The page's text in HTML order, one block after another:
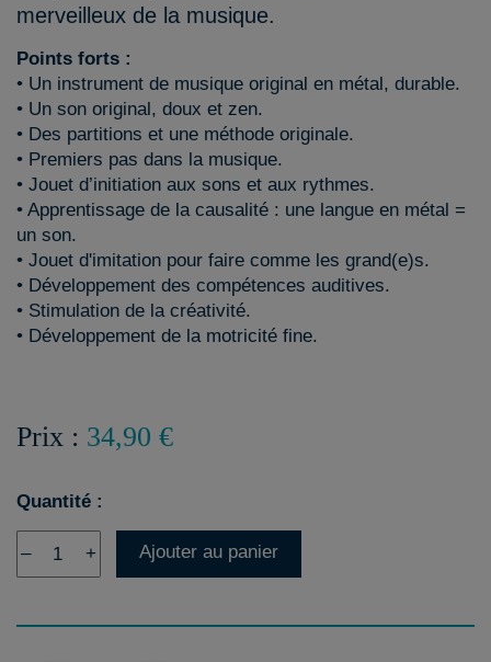
merveilleux de la musique.
Points forts :
• Un instrument de musique original en métal, durable.
• Un son original, doux et zen.
• Des partitions et une méthode originale.
• Premiers pas dans la musique.
• Jouet d’initiation aux sons et aux rythmes.
• Apprentissage de la causalité : une langue en métal =
un son.
• Jouet d'imitation pour faire comme les grand(e)s.
• Développement des compétences auditives.
• Stimulation de la créativité.
• Développement de la motricité fine.
Prix : 34,90 €
Quantité :
– + Ajouter au panier